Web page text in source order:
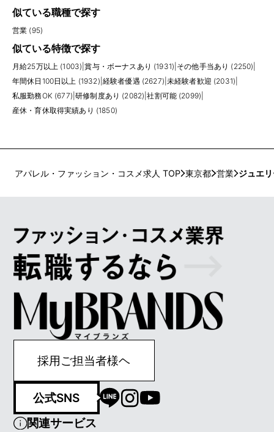
似ている職種で探す
営業 (95)
似ている特徴で探す
月給25万以上 (1003) |賞与・ボーナスあり (1931) その他手当あり (2250)
年間休日100日以上 (1932) 経験者優遇 (2627) 未経験者歓迎 (2031)
私服勤務OK (677) |研修制度あり (2082) |社割可能 (2099)
産休・育休取得実績あり (1850)
アパレル・ファッション・コスメ求人 TOP 東京都 営業 ジュエ
採用ご担当者様ヘ
公式SNS
関連サービス